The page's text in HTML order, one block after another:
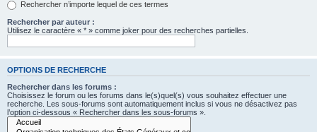
Rechercher n’importe lequel de ces termes
Rechercher par auteur :
Utilisez le caractère « * » comme joker pour des recherches partielles.
OPTIONS DE RECHERCHE
Rechercher dans les forums :
Choisissez le forum ou les forums dans le(s)quel(s) vous souhaitez effectuer une
recherche. Les sous-forums sont automatiquement inclus si vous ne désactivez pas
l’option ci-dessous « Rechercher dans les sous-forums ».